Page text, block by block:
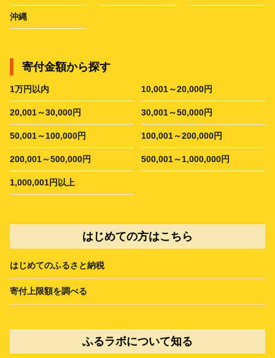
沖縄
寄付金額から探す
1万円以内 10,001～20,000円
20,001～30,000円 30,001～50,000円
50,001～100,000円 100,001～200,000円
200,001～500,000円 500,001～1,000,000円
1,000,001円以上
はじめての方はこちら
はじめてのふるさと納税
寄付上限額を調べる
ふるラボについて知る